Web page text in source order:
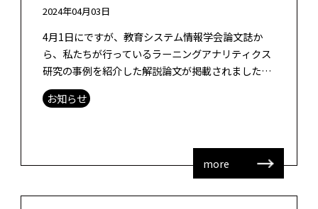
2024年04月03日
4月1日にですが、教育システム情報学会論文誌か
ら、私たちが行っているラーニングアナリティクス
研究の事例を紹介した解説論文が掲載されました。
山田 政寛, 耿 学旺, 陳 莉 (2024). 効果的な学習環境改
善のためのエ […]
お知らせ
more